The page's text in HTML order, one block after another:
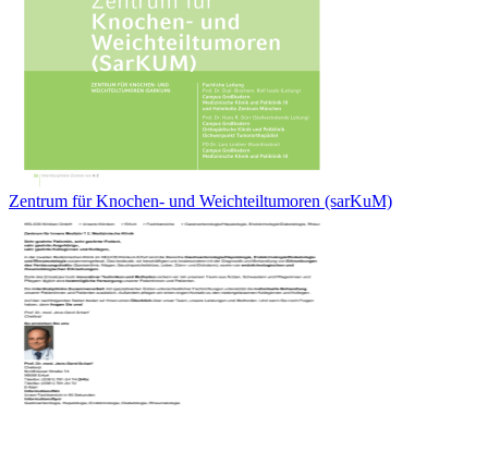
Zentrum für Knochen- und Weichteiltumoren (sarKuM)